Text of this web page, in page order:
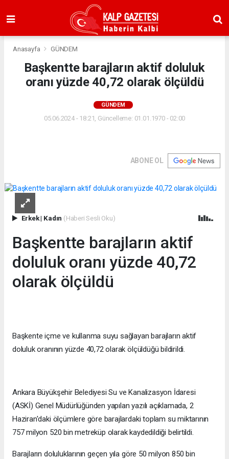
Anasayfa GÜNDEM
Başkentte barajların aktif doluluk
oranı yüzde 40,72 olarak ölçüldü
GÜNDEM
05.06.2024 - 18:21, Güncelleme: 01.01.1970 - 02:00
ABONE OL
Erkek| Kadın (Haberi Sesli Oku)
Başkentte barajların aktif
doluluk oranı yüzde 40,72
olarak ölçüldü
Başkente içme ve kullanma suyu sağlayan barajların aktif
doluluk oranının yüzde 40,72 olarak ölçüldüğü bildirildi.
Ankara Büyükşehir Belediyesi Su ve Kanalizasyon İdaresi
(ASKİ) Genel Müdürlüğünden yapılan yazılı açıklamada, 2
Haziran'daki ölçümlere göre barajlardaki toplam su miktarının
757 milyon 520 bin metreküp olarak kaydedildiği belirtildi.
Barajların doluluklarının geçen yıla göre 50 milyon 850 bin